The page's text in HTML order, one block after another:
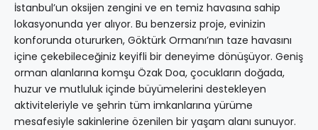
İstanbul’un oksijen zengini ve en temiz havasına sahip
lokasyonunda yer alıyor. Bu benzersiz proje, evinizin
konforunda otururken, Göktürk Ormanı’nın taze havasını
içine çekebileceğiniz keyifli bir deneyime dönüşüyor. Geniş
orman alanlarına komşu Özak Doa, çocukların doğada,
huzur ve mutluluk içinde büyümelerini destekleyen
aktiviteleriyle ve şehrin tüm imkanlarına yürüme
mesafesiyle sakinlerine özenilen bir yaşam alanı sunuyor.